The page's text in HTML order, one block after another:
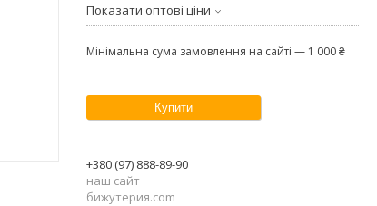
Показати оптові ціни
Мінімальна сума замовлення на сайті — 1 000 ₴
Купити
+380 (97) 888-89-90
наш сайт
бижутерия.com